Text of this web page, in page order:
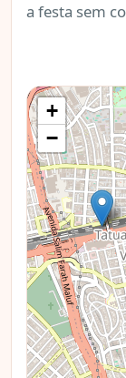
a festa sem
+
−